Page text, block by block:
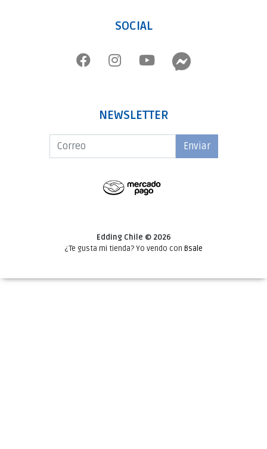
SOCIAL
NEWSLETTER
Enviar
Edding Chile © 2026
¿Te gusta mi tienda? Yo vendo con Bsale